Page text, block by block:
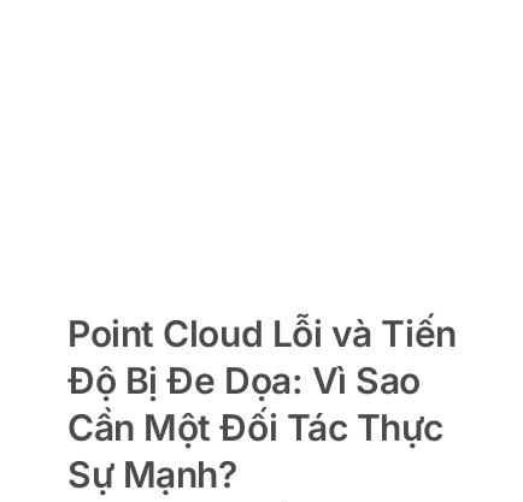
Point Cloud Lỗi và Tiến
Độ Bị Đe Dọa: Vì Sao
Cần Một Đối Tác Thực
Sự Mạnh?